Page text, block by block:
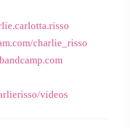
charlie_risso
videos